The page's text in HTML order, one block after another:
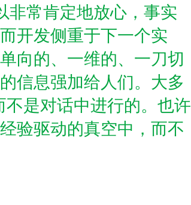
非常肯定地放心，事实
开发侧重于下一个实
向的、一维的、一刀切
信息强加给人们。大多
是对话中进行的。也许
验驱动的真空中，而不